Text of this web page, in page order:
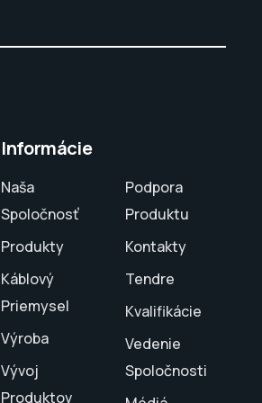
Informácie
Naša
Spoločnosť
Produkty
Káblový
Priemysel
Výroba
Vývoj
Produktov
Podpora
Produktu
Kontakty
Tendre
Kvalifikácie
Vedenie
Spoločnosti